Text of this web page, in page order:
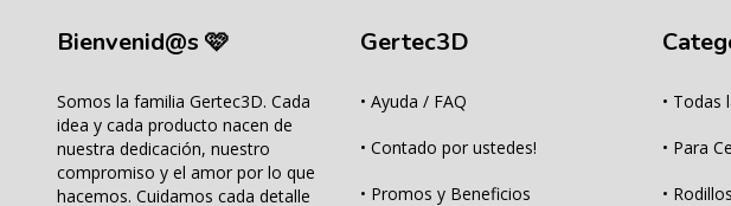
Bienvenid@s 🩷
Somos la familia Gertec3D. Cada
idea y cada producto nacen de
nuestra dedicación, nuestro
compromiso y el amor por lo que
hacemos. Cuidamos cada detalle
Gertec3D
• Ayuda / FAQ
• Contado por ustedes!
• Promos y Beneficios
• Todas
• Para
•